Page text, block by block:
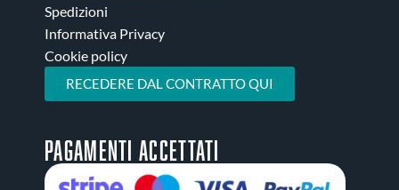
Spedizioni
Informativa Privacy
Cookie policy
RECEDERE DAL CONTRATTO QUI
Pagamenti accettati